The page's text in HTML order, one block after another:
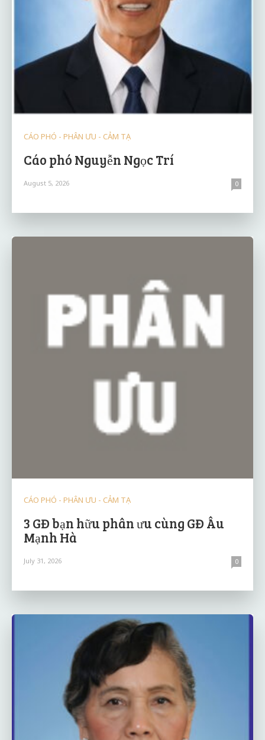
CÁO PHÓ - PHÂN ƯU - CẢM TẠ
Cáo phó Nguyễn Ngọc Trí
August 5, 2026 0
CÁO PHÓ - PHÂN ƯU - CẢM TẠ
3 GĐ bạn hữu phân ưu cùng GĐ Âu
Mạnh Hà
July 31, 2026 0